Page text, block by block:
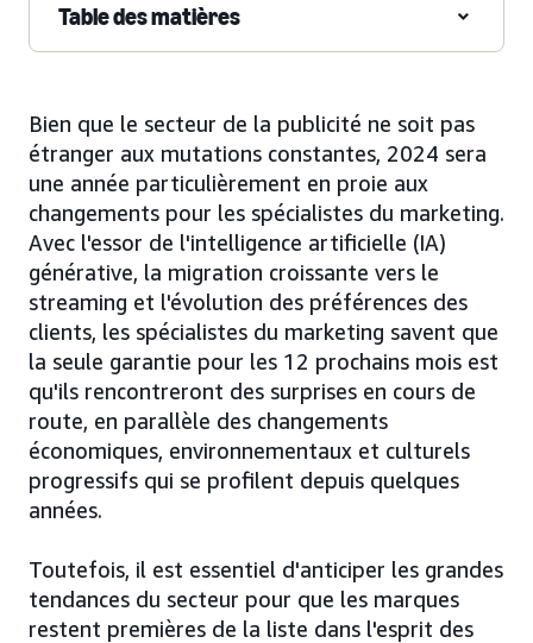
Table des matières
Bien que le secteur de la publicité ne soit pas
étranger aux mutations constantes, 2024 sera
une année particulièrement en proie aux
changements pour les spécialistes du marketing.
Avec l'essor de l'intelligence artificielle (IA)
générative, la migration croissante vers le
streaming et l'évolution des préférences des
clients, les spécialistes du marketing savent que
la seule garantie pour les 12 prochains mois est
qu'ils rencontreront des surprises en cours de
route, en parallèle des changements
économiques, environnementaux et culturels
progressifs qui se profilent depuis quelques
années.
Toutefois, il est essentiel d'anticiper les grandes
tendances du secteur pour que les marques
restent premières de la liste dans l'esprit des